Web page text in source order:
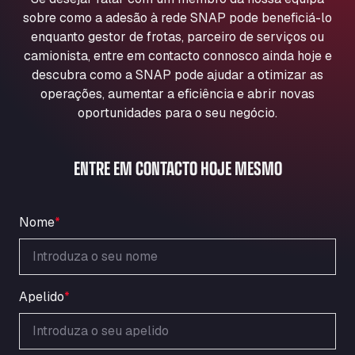
Aqua Ariva GmbH
Marie-Curie-Straße 24, 68219
Aral Autohof Bockel
An der Autobahn 1, 27404
ARAL Autohof Bockenem
Oppelner Str. 1, 31167
Nellinger Str. 24, 89188
ARAL Autohof Preis
ARAL Tankstelle - XXL Truckwash.de
GmbH
Obernburger Str. 127, 63811
Ardleigh South Services
a120 westbound, CO77SL
Area 47 Hermanos Rico
Autovia A4 km 47, 28300
sobre como a adesão à rede SNAP pode beneficiá-lo
enquanto gestor de frotas, parceiro de serviços ou
camionista, entre em contacto connosco ainda hoje e
descubra como a SNAP pode ajudar a otimizar as
operações, aumentar a eficiência e abrir novas
oportunidades para o seu negócio.
ENTRE EM CONTACTO HOJE MESMO
Nome*
Apelido*